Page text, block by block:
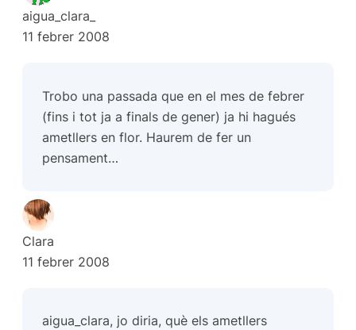
aigua_clara_
11 febrer 2008
Trobo una passada que en el mes de febrer
(fins i tot ja a finals de gener) ja hi hagués
ametllers en flor. Haurem de fer un
pensament…
Clara
11 febrer 2008
aigua_clara, jo diria, què els ametllers